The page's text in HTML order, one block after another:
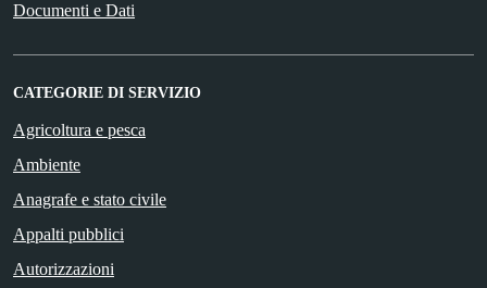
Documenti e Dati
CATEGORIE DI SERVIZIO
Agricoltura e pesca
Ambiente
Anagrafe e stato civile
Appalti pubblici
Autorizzazioni